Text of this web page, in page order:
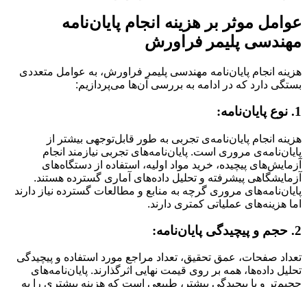
عوامل موثر بر هزینه انجام پایان‌نامه
مهندسی پلیمر فراورش
هزینه انجام پایان‌نامه مهندسی پلیمر فراورش، به عوامل متعددی
بستگی دارد که در ادامه به بررسی آن‌ها می‌پردازیم:
1. نوع پایان‌نامه:
هزینه انجام پایان‌نامه‌ی تجربی به طور قابل‌توجهی بیشتر از
پایان‌نامه‌ی مروری است. پایان‌نامه‌های تجربی نیازمند انجام
آزمایش‌های پیچیده، خرید مواد اولیه، استفاده از دستگاه‌های
آزمایشگاهی پیشرفته و تحلیل داده‌های آماری گسترده هستند.
پایان‌نامه‌های مروری گرچه به منابع و مطالعات گسترده نیاز دارند
اما هزینه‌های عملیاتی کمتری دارند.
2. حجم و پیچیدگی پایان‌نامه:
تعداد صفحات، عمق تحقیق، تعداد مراجع مورد استفاده و پیچیدگی
تحلیل داده‌ها، همه بر روی قیمت نهایی اثرگذارند. پایان‌نامه‌های
حجیم‌تر و با پیچیدگی بیشتر، طبیعی است که هزینه بیشتری را به